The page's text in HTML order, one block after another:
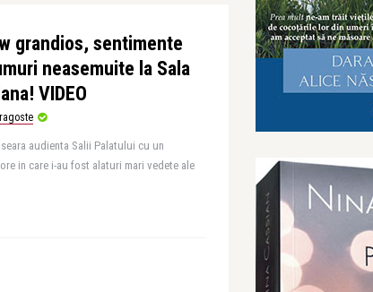
grandios, sentimente
neasemuite la Sala
VIDEO
audienta Salii Palatului cu un
in care i-au fost alaturi mari vedete ale